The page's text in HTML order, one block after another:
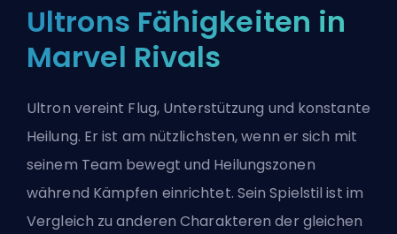
Ultrons Fähigkeiten in
Marvel Rivals
Ultron vereint Flug, Unterstützung und konstante
Heilung. Er ist am nützlichsten, wenn er sich mit
seinem Team bewegt und Heilungszonen
während Kämpfen einrichtet. Sein Spielstil ist im
Vergleich zu anderen Charakteren der gleichen